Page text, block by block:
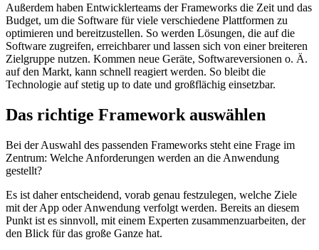
Außerdem haben Entwicklerteams der Frameworks die Zeit und das
Budget, um die Software für viele verschiedene Plattformen zu
optimieren und bereitzustellen. So werden Lösungen, die auf die
Software zugreifen, erreichbarer und lassen sich von einer breiteren
Zielgruppe nutzen. Kommen neue Geräte, Softwareversionen o. Ä.
auf den Markt, kann schnell reagiert werden. So bleibt die
Technologie auf stetig up to date und großflächig einsetzbar.
Das richtige Framework auswählen
Bei der Auswahl des passenden Frameworks steht eine Frage im
Zentrum: Welche Anforderungen werden an die Anwendung
gestellt?
Es ist daher entscheidend, vorab genau festzulegen, welche Ziele
mit der App oder Anwendung verfolgt werden. Bereits an diesem
Punkt ist es sinnvoll, mit einem Experten zusammenzuarbeiten, der
den Blick für das große Ganze hat.